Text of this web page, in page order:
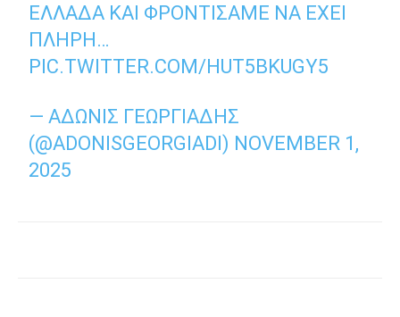
ΕΛΛΆΔΑ ΚΑΙ ΦΡΟΝΤΊΣΑΜΕ ΝΑ ΈΧΕΙ
ΠΛΉΡΗ…
PIC.TWITTER.COM/HUT5BKUGY5
— ΆΔΩΝΙΣ ΓΕΩΡΓΙΆΔΗΣ
(@ADONISGEORGIADI) NOVEMBER 1,
2025